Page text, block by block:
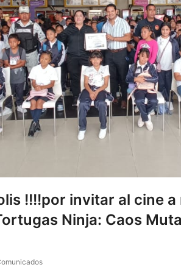
!!!!por invitar al cine a
Ninja: Caos